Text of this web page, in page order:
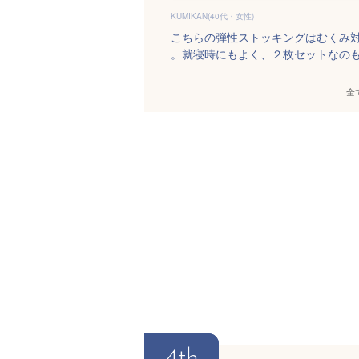
KUMIKAN(40代・女性)
こちらの弾性ストッキングはむくみ
。就寝時にもよく、２枚セットなの
全